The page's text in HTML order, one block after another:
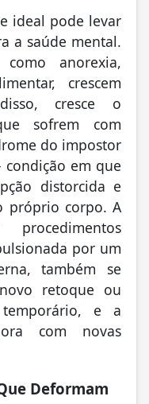
ideal pode levar
a saúde mental.
como anorexia,
crescem
cresce o
sofrem com
do impostor
em que
distorcida e
próprio corpo. A
por um
também se
retoque ou
e a
com novas
Deformam